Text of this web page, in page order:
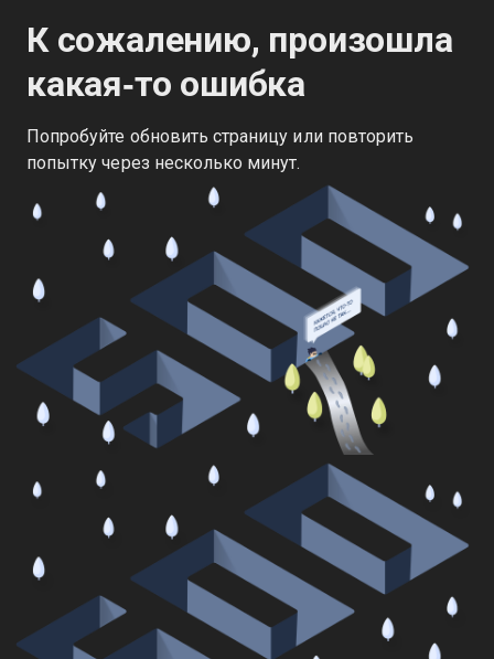
К сожалению, произошла
какая‑то ошибка
Попробуйте обновить страницу или повторить
попытку через несколько минут.